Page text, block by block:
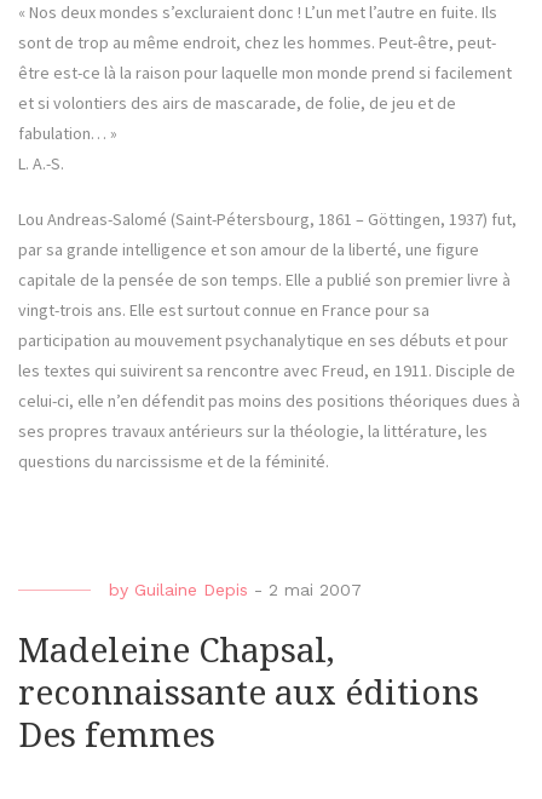
« Nos deux mondes s’excluraient donc ! L’un met l’autre en fuite. Ils
sont de trop au même endroit, chez les hommes. Peut-être, peut-
être est-ce là la raison pour laquelle mon monde prend si facilement
et si volontiers des airs de mascarade, de folie, de jeu et de
fabulation… »
L. A.-S.
Lou Andreas-Salomé (Saint-Pétersbourg, 1861 – Göttingen, 1937) fut,
par sa grande intelligence et son amour de la liberté, une figure
capitale de la pensée de son temps. Elle a publié son premier livre à
vingt-trois ans. Elle est surtout connue en France pour sa
participation au mouvement psychanalytique en ses débuts et pour
les textes qui suivirent sa rencontre avec Freud, en 1911. Disciple de
celui-ci, elle n’en défendit pas moins des positions théoriques dues à
ses propres travaux antérieurs sur la théologie, la littérature, les
questions du narcissisme et de la féminité.
by Guilaine Depis - 2 mai 2007
Madeleine Chapsal,
reconnaissante aux éditions
Des femmes